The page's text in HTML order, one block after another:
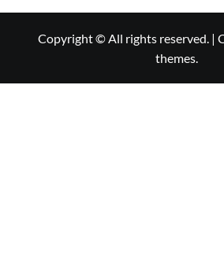
Copyright © All rights reserved. |
themes.